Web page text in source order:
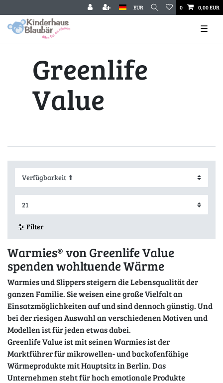
EUR 0 0,00 EUR
☰
Greenlife
Value
Filter
Warmies® von Greenlife Value
spenden wohltuende Wärme
Warmies und Slippers steigern die Lebensqualität der
ganzen Familie. Sie weisen eine große Vielfalt an
Einsatzmöglichkeiten auf und sind dennoch günstig. Und
bei der riesigen Auswahl an verschiedenen Motiven und
Modellen ist für jeden etwas dabei.
Greenlife Value ist mit seinen Warmies ist der
Marktführer für mikrowellen- und backofenfähige
Wärmeprodukte mit Hauptsitz in Berlin. Das
Unternehmen steht für hoch emotionale Produkte